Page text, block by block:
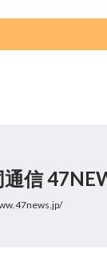
信